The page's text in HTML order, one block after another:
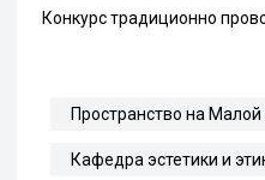
Конкурс традиционно
Пространство на Малой
Кафедра эстетики и